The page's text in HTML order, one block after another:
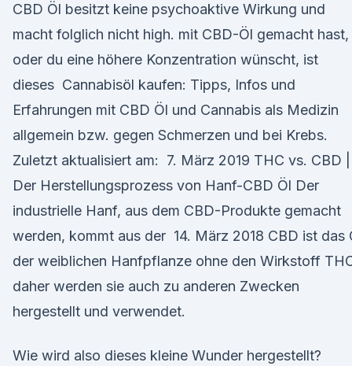
CBD Öl besitzt keine psychoaktive Wirkung und
macht folglich nicht high. mit CBD-Öl gemacht hast,
oder du eine höhere Konzentration wünscht, ist
dieses Cannabisöl kaufen: Tipps, Infos und
Erfahrungen mit CBD Öl und Cannabis als Medizin
allgemein bzw. gegen Schmerzen und bei Krebs.
Zuletzt aktualisiert am: 7. März 2019 THC vs. CBD |
Der Herstellungsprozess von Hanf-CBD Öl Der
industrielle Hanf, aus dem CBD-Produkte gemacht
werden, kommt aus der 14. März 2018 CBD ist das
der weiblichen Hanfpflanze ohne den Wirkstoff
daher werden sie auch zu anderen Zwecken
hergestellt und verwendet.
Wie wird also dieses kleine Wunder hergestellt?